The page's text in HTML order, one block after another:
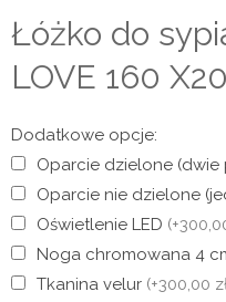
Łóżko do
LOVE 160
Dodatkowe opcje:
Oparcie dzielone (dwie
Oparcie nie dzielone
Oświetlenie LED
Noga chromowana 4
Tkanina velur (+300,00